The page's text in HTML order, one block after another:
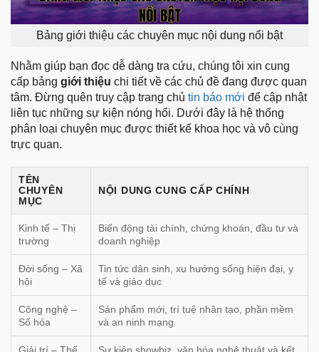
Bảng giới thiệu các chuyên mục nội dung nổi bật
Nhằm giúp bạn đọc dễ dàng tra cứu, chúng tôi xin cung
cấp bảng giới thiệu chi tiết về các chủ đề đang được quan
tâm. Đừng quên truy cập trang chủ tin báo mới để cập nhật
liên tục những sự kiện nóng hổi. Dưới đây là hệ thống
phân loại chuyên mục được thiết kế khoa học và vô cùng
trực quan.
TÊN
CHUYÊN
MỤC
NỘI DUNG CUNG CẤP CHÍNH
Kinh tế – Thị
trường
Biến động tài chính, chứng khoán, đầu tư và
doanh nghiệp
Đời sống – Xã
hội
Tin tức dân sinh, xu hướng sống hiện đại, y
tế và giáo dục
Công nghệ –
Số hóa
Sản phẩm mới, trí tuệ nhân tạo, phần mềm
và an ninh mạng